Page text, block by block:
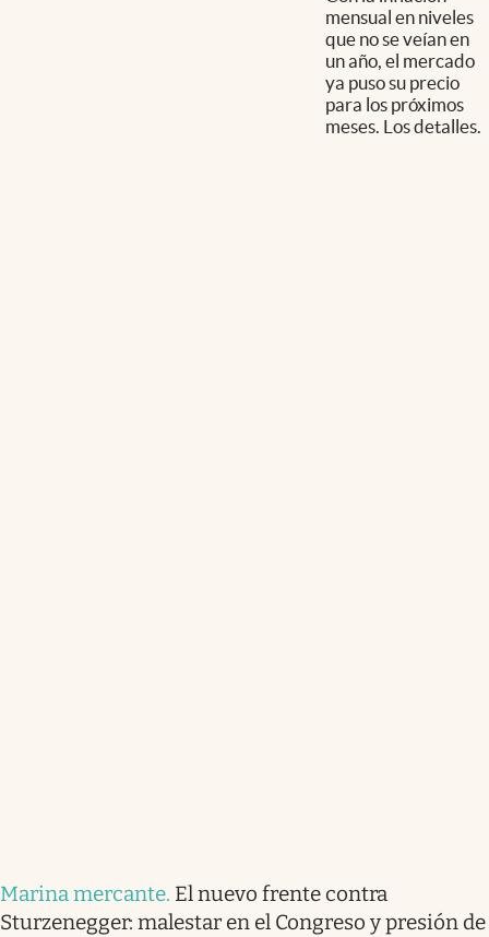
mensual en niveles
que no se veían en
un año, el mercado
ya puso su precio
para los próximos
meses. Los detalles.
Marina mercante. El nuevo frente contra
Sturzenegger: malestar en el Congreso y presión de